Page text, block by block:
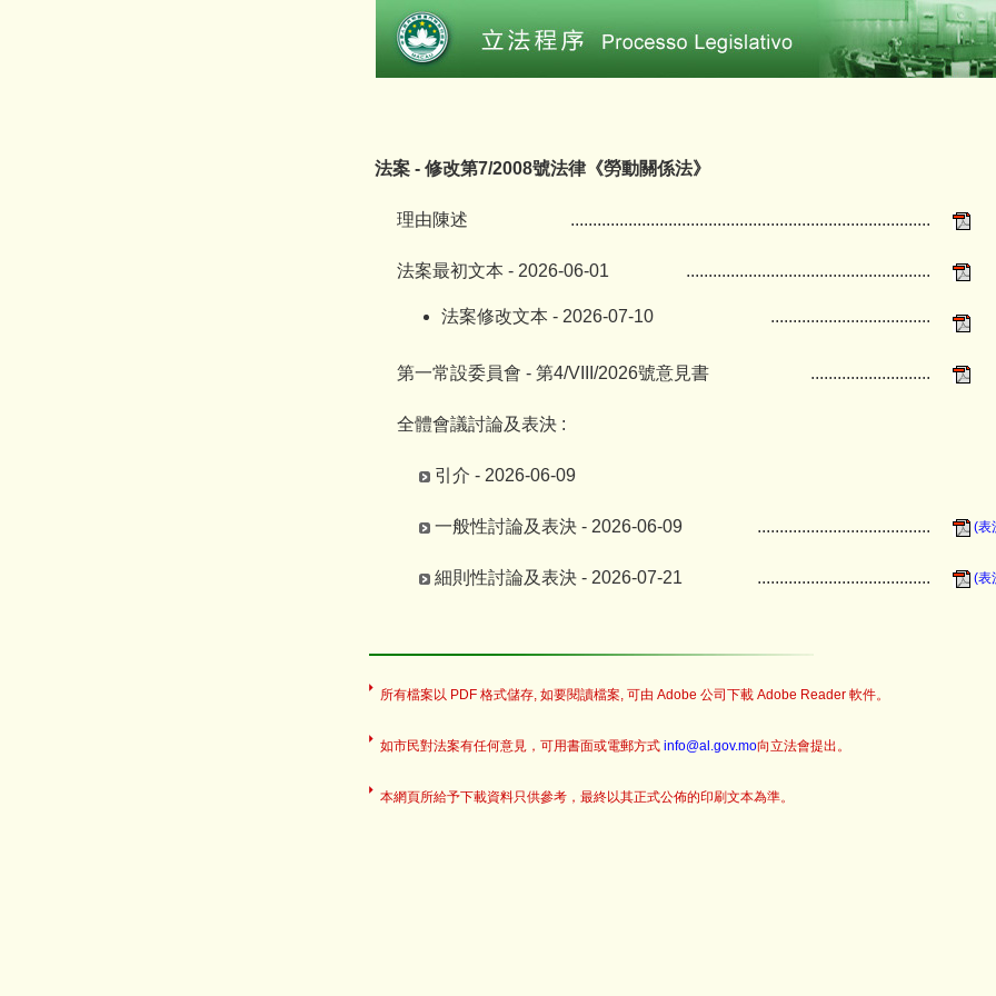
法案 - 修改第7/2008號法律《勞動關係法》
理由陳述 .................................................................................
法案最初文本 - 2026-06-01 .......................................................
法案修改文本 - 2026-07-10 ....................................
第一常設委員會 - 第4/VIII/2026號意見書 ...........................
全體會議討論及表決 :
引介 - 2026-06-09
一般性討論及表決 - 2026-06-09 ....................................... (表
細則性討論及表決 - 2026-07-21 ....................................... (表
所有檔案以 PDF 格式儲存, 如要閱讀檔案, 可由 Adobe 公司下載 Adobe Reader 軟件。
如市民對法案有任何意見，可用書面或電郵方式 info@al.gov.mo向立法會提出。
本網頁所給予下載資料只供參考，最終以其正式公佈的印刷文本為準。